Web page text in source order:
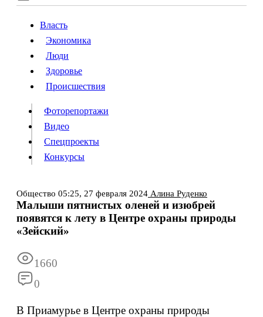
Власть
Происшествия
Видео
Конкурсы
Информация Подписка РекламаВсе новости Архив
Власть
Экономика
Люди
Здоровье
Происшествия
Фоторепортажи
Видео
Спецпроекты
Конкурсы
Общество 05:25, 27 февраля 2024 Алина Руденко
Малыши пятнистых оленей и изюбрей
появятся к лету в Центре охраны природы
«Зейский»
1660
0
В Приамурье в Центре охраны природы